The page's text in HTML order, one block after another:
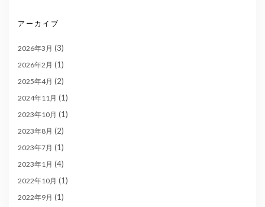
アーカイブ
2026年3月 (3)
2026年2月 (1)
2025年4月 (2)
2024年11月 (1)
2023年10月 (1)
2023年8月 (2)
2023年7月 (1)
2023年1月 (4)
2022年10月 (1)
2022年9月 (1)